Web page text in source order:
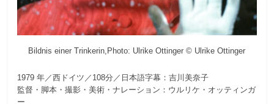
Bildnis einer Trinkerin,Photo: Ulrike Ottinger © Ulrike Ottinger
1979 年／西ドイツ／108分／日本語字幕：吉川美奈子
監督・脚本・撮影・美術・ナレーション：ウルリケ・オッティンガ
ー